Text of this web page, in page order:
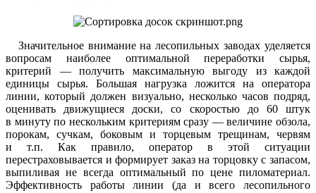
Значительное внимание на лесопильных заводах уделяется
вопросам наиболее оптимальной переработки сырья,
критерий — получить максимальную выгоду из каждой
единицы сырья. Большая нагрузка ложится на оператора
линии, который должен визуально, несколько часов подряд,
оценивать движущиеся доски, со скоростью до 60 штук
в минуту по нескольким критериям сразу — величине обзола,
порокам, сучкам, боковым и торцевым трещинам, червям
и т.п. Как правило, оператор в этой ситуации
перестраховывается и формирует заказ на торцовку с запасом,
выпиливая не всегда оптимальный по цене пиломатериал.
Эффективность работы линии (да и всего лесопильного